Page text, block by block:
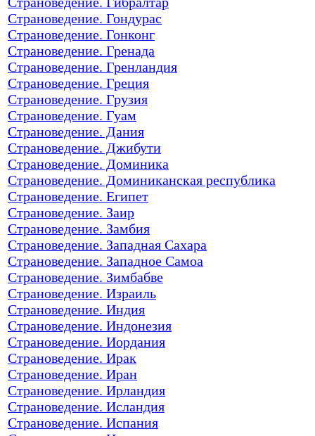
Страноведение. Гондурас
Страноведение. Гонконг
Страноведение. Гренада
Страноведение. Гренландия
Страноведение. Греция
Страноведение. Грузия
Страноведение. Гуам
Страноведение. Дания
Страноведение. Джибути
Страноведение. Доминика
Страноведение. Доминиканская республика
Страноведение. Египет
Страноведение. Заир
Страноведение. Замбия
Страноведение. Западная Сахара
Страноведение. Западное Самоа
Страноведение. Зимбабве
Страноведение. Израиль
Страноведение. Индия
Страноведение. Индонезия
Страноведение. Иордания
Страноведение. Ирак
Страноведение. Иран
Страноведение. Ирландия
Страноведение. Исландия
Страноведение. Испания